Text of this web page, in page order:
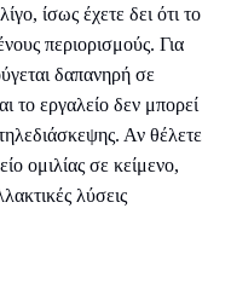
ίσως έχετε δει ότι το
περιορισμούς. Για
δαπανηρή σε
το εργαλείο δεν μπορεί
Αν θέλετε
ομιλίας σε κείμενο,
λύσεις